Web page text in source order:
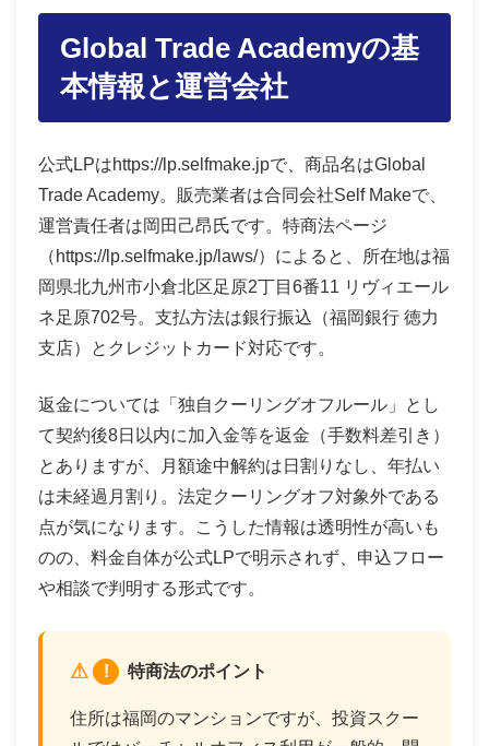
Global Trade Academyの基
本情報と運営会社
公式LPはhttps://lp.selfmake.jpで、商品名はGlobal
Trade Academy。販売業者は合同会社Self Makeで、
運営責任者は岡田己昂氏です。特商法ページ
（https://lp.selfmake.jp/laws/）によると、所在地は福
岡県北九州市小倉北区足原2丁目6番11 リヴィエール
ネ足原702号。支払方法は銀行振込（福岡銀行 徳力
支店）とクレジットカード対応です。
返金については「独自クーリングオフルール」とし
て契約後8日以内に加入金等を返金（手数料差引き）
とありますが、月額途中解約は日割りなし、年払い
は未経過月割り。法定クーリングオフ対象外である
点が気になります。こうした情報は透明性が高いも
のの、料金自体が公式LPで明示されず、申込フロー
や相談で判明する形式です。
! 特商法のポイント
住所は福岡のマンションですが、投資スクー